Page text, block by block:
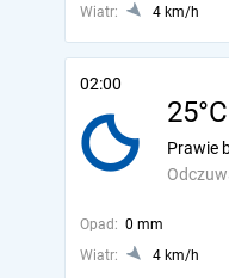
Wiatr:
4 km/h
02:00
25°C
Prawie
Opad: 0 mm
Wiatr:
4 km/h